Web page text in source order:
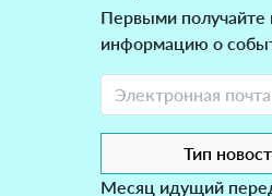
Первыми получайте
информацию о
Тип
Месяц идущий